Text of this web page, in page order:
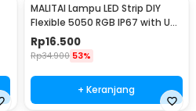
MALITAI Lampu LED Strip DIY
Flexible 5050 RGB IP67 with USB
Controller 1M - SMD2835
Rp16.500
Rp34.900 53%
+ Keranjang